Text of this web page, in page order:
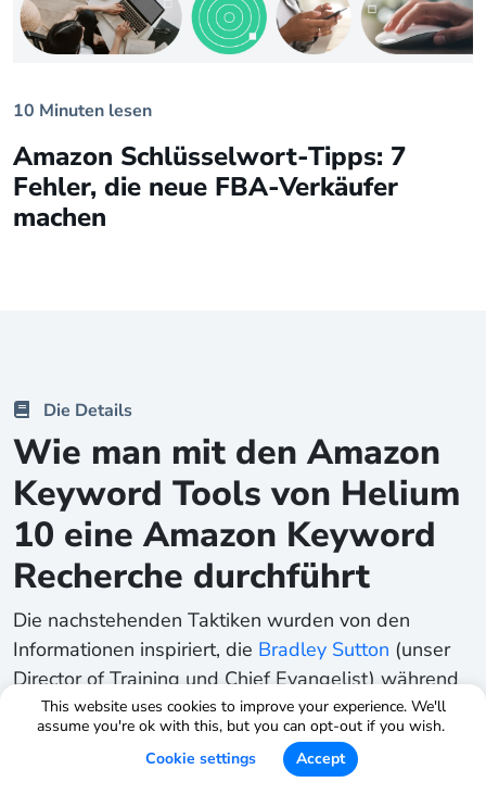
This website uses cookies to improve your experience. We'll
assume you're ok with this, but you can opt-out if you wish.
Cookie settings
Accept
10 Minuten lesen
Amazon Schlüsselwort-Tipps: 7
Fehler, die neue FBA-Verkäufer
machen
Die Details
Wie man mit den Amazon
Keyword Tools von Helium
10 eine Amazon Keyword
Recherche durchführt
Die nachstehenden Taktiken wurden von den
Informationen inspiriert, die Bradley Sutton (unser
Director of Training und Chief Evangelist) während
einer kürzlich abgehaltenen
Amazon Keyword Research Masterclass
präsentierte. Diese Taktiken könnten potenziell